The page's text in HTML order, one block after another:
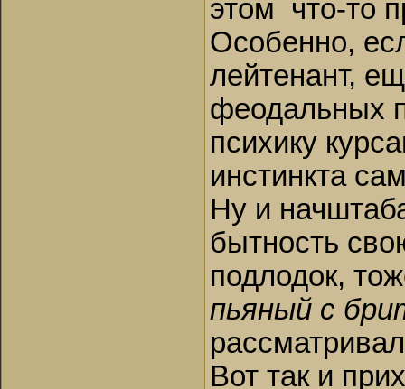
этом что-то
Особенно,
лейтенант,
феодальных
психику
инстинкта
Ну и
бытность
подлодок,
пьяный с
Вот так и